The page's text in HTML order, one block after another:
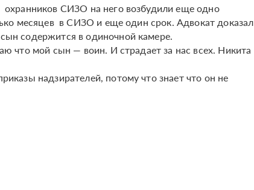
СИЗО на него возбудили еще одно
месяцев в СИЗО и еще один срок. Адвокат доказал
содержится в одиночной камере.
что мой сын — воин. И страдает за нас всех. Никита
надзирателей, потому что знает что он не